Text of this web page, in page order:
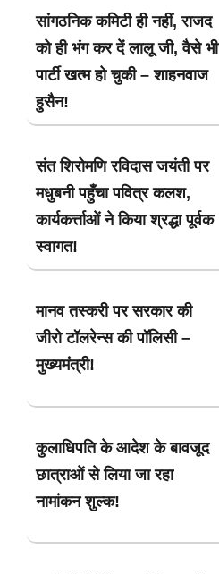
सांगठनिक कमिटी ही नहीं, राजद
को ही भंग कर दें लालू जी, वैसे भी
पार्टी खत्म हो चुकी – शाहनवाज
हुसैन!
संत शिरोमणि रविदास जयंती पर
मधुबनी पहुँचा पवित्र कलश,
कार्यकर्त्ताओं ने किया श्रद्धा पूर्वक
स्वागत!
मानव तस्करी पर सरकार की
जीरो टॉलरेन्स की पॉलिसी –
मुख्यमंत्री!
कुलाधिपति के आदेश के बावजूद
छात्राओं से लिया जा रहा
नामांकन शुल्क!